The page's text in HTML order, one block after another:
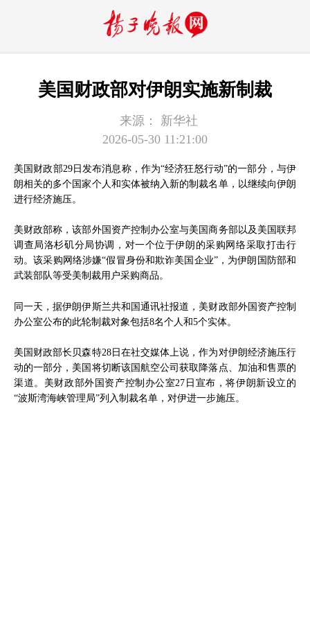
美国财政部对伊朗实施新制裁
来源：
新华社
2026-05-30 11:21:00
美国财政部29日发布消息称，作为“经济狂怒行动”的一部分，与伊
朗相关的多个国家个人和实体被纳入新的制裁名单，以继续向伊朗
进行经济施压。
美财政部称，该部外国资产控制办公室与美国商务部以及美国联邦
调查局洛杉矶分局协调，对一个位于伊朗的采购网络采取打击行
动。该采购网络涉嫌“假冒身份和欺诈美国企业”，为伊朗国防部和
武装部队等受美制裁用户采购商品。
同一天，据伊朗伊斯兰共和国通讯社报道，美财政部外国资产控制
办公室公布的此轮制裁对象包括8名个人和5个实体。
美国财政部长贝森特28日在社交媒体上说，作为对伊朗经济施压行
动的一部分，美国将切断该国航空公司获取降落点、加油和售票的
渠道。美财政部外国资产控制办公室27日宣布，将伊朗新设立的
“波斯湾海峡管理局”列入制裁名单，对伊进一步施压。